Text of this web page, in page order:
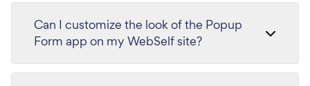
Can I customize the look of the Popup
Form app on my WebSelf site?